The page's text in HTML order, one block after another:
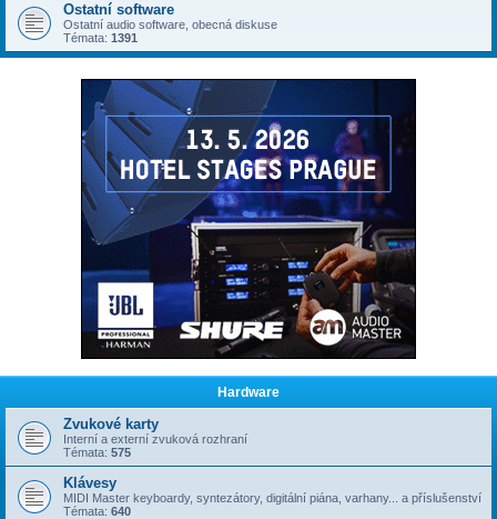
Ostatní software
Ostatní audio software, obecná diskuse
Témata: 1391
Hardware
Zvukové karty
Interní a externí zvuková rozhraní
Témata: 575
Klávesy
MIDI Master keyboardy, syntezátory, digitální piána, varhany... a příslušenství
Témata: 640